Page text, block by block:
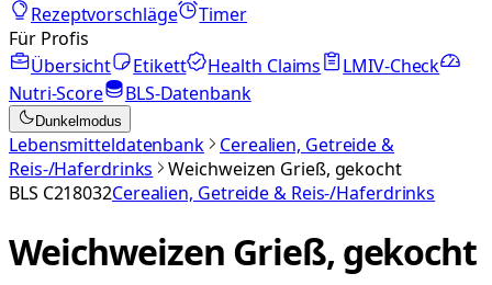
Rezeptvorschläge
Timer
Für Profis
Übersicht
Etikett Health Claims
LMIV-Check
Nutri-Score
BLS-Datenbank
Dunkelmodus
Lebensmitteldatenbank
Cerealien, Getreide &
Reis-/Haferdrinks
Weichweizen Grieß, gekocht
BLS C218032Cerealien, Getreide & Reis-/Haferdrinks
Weichweizen Grieß, gekocht